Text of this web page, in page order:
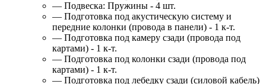
— Подвеска: Пружины - 4 шт.
— Подготовка под акустическую систему и
передние колонки (провода в панели) - 1 к-т.
— Подготовка под камеру сзади (провода под
картами) - 1 к-т.
— Подготовка под колонки сзади (провода под
картами) - 1 к-т.
— Подготовка под лебедку сзади (силовой кабель)